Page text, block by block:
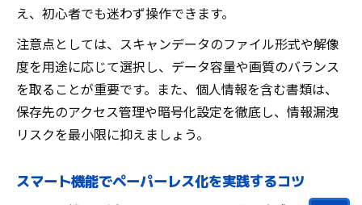
え、初心者でも迷わず操作できます。
注意点としては、スキャンデータのファイル形式や解像
度を用途に応じて選択し、データ容量や画質のバランス
を取ることが重要です。また、個人情報を含む書類は、
保存先のアクセス管理や暗号化設定を徹底し、情報漏洩
リスクを最小限に抑えましょう。
スマート機能でペーパーレス化を実践するコツ